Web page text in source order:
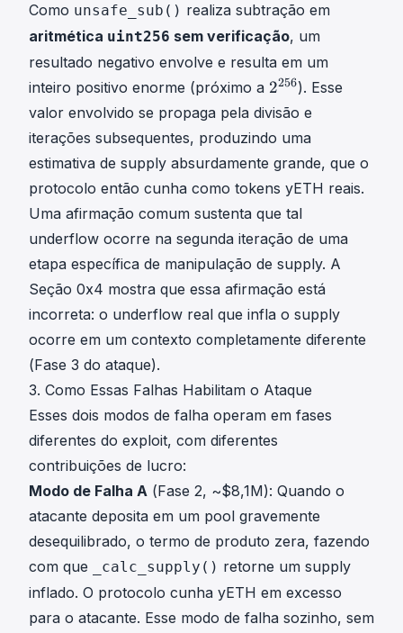
{
\
,
n
\
c
d
o
t
s
i
g
m
a
-
_
m
o
t
\
_
m
Como unsafe_sub() realiza subtração em
aritmética uint256 sem verificação, um
resultado negativo envolve e resulta em um
inteiro positivo enorme (próximo a 2
2
6
2
^
{
5
6
}
2256). Esse
valor envolvido se propaga pela divisão e
iterações subsequentes, produzindo uma
estimativa de supply absurdamente grande, que o
protocolo então cunha como tokens yETH reais.
Uma afirmação comum sustenta que tal
underflow ocorre na segunda iteração de uma
etapa específica de manipulação de supply. A
Seção 0x4 mostra que essa afirmação está
incorreta: o underflow real que infla o supply
ocorre em um contexto completamente diferente
(Fase 3 do ataque).
3. Como Essas Falhas Habilitam o Ataque
Esses dois modos de falha operam em fases
diferentes do exploit, com diferentes
contribuições de lucro:
Modo de Falha A (Fase 2, ~$8,1M): Quando o
atacante deposita em um pool gravemente
desequilibrado, o termo de produto zera, fazendo
com que
_calc_supply() retorne um supply
inflado. O protocolo cunha yETH em excesso
para o atacante. Esse modo de falha sozinho, sem